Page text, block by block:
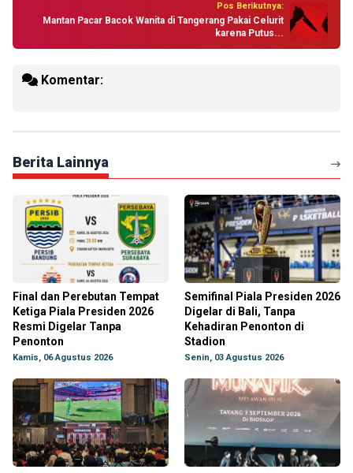
Pos Berikutnya:
Mantan Pacar Bacok Wanita di Tangerang Pakai Celurit
karena Putus...
Komentar:
Berita Lainnya
Final dan Perebutan Tempat
Ketiga Piala Presiden 2026
Resmi Digelar Tanpa
Penonton
Kamis, 06 Agustus 2026
Semifinal Piala Presiden 2026
Digelar di Bali, Tanpa
Kehadiran Penonton di
Stadion
Senin, 03 Agustus 2026